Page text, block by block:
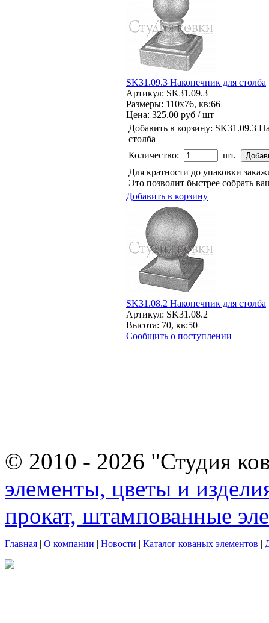
SK31.09.3 Наконечник для столба
Артикул: SK31.09.3
Размеры: 110x76, кв:66
Цена: 325.00 руб / шт
Добавить в корзину: SK31.09.3
столба
Количество:
шт.
Для кратности до упаковки
Это позволит быстрее собрать
Добавить в корзину
SK31.08.2 Наконечник для столба
Артикул: SK31.08.2
Высота: 70, кв:50
Сообщить о поступлении
© 2010 - 2026 "Студия
элементы, цветы и
прокат, штампованные
Главная | О компании | Новости | Каталог кованых элементов |